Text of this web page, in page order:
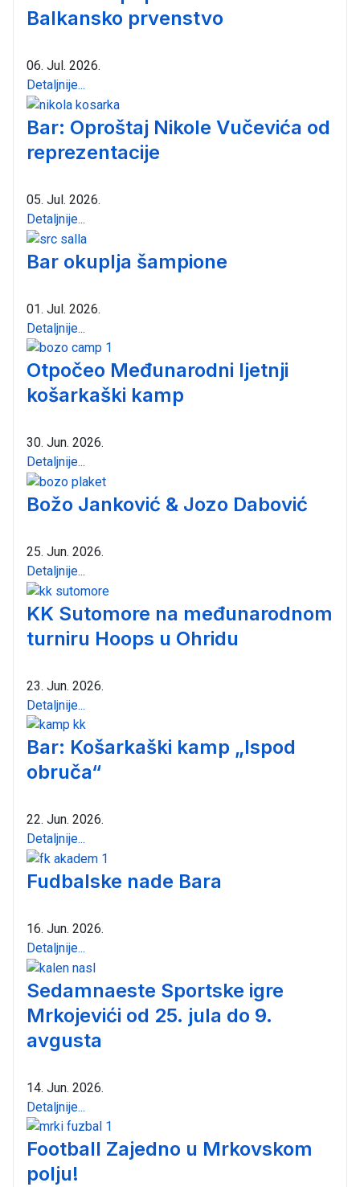
Balkansko prvenstvo
06. Jul. 2026.
Detaljnije...
Bar: Oproštaj Nikole Vučevića od
reprezentacije
05. Jul. 2026.
Detaljnije...
Bar okuplja šampione
01. Jul. 2026.
Detaljnije...
Otpočeo Međunarodni ljetnji
košarkaški kamp
30. Jun. 2026.
Detaljnije...
Božo Janković & Jozo Dabović
25. Jun. 2026.
Detaljnije...
KK Sutomore na međunarodnom
turniru Hoops u Ohridu
23. Jun. 2026.
Detaljnije...
Bar: Košarkaški kamp „Ispod
obruča“
22. Jun. 2026.
Detaljnije...
Fudbalske nade Bara
16. Jun. 2026.
Detaljnije...
Sedamnaeste Sportske igre
Mrkojevići od 25. jula do 9.
avgusta
14. Jun. 2026.
Detaljnije...
Football Zajedno u Mrkovskom
polju!